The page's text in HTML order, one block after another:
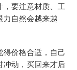
要注意材质、工
力自然会越来越
价格合适，自己
冲动，买回来才后